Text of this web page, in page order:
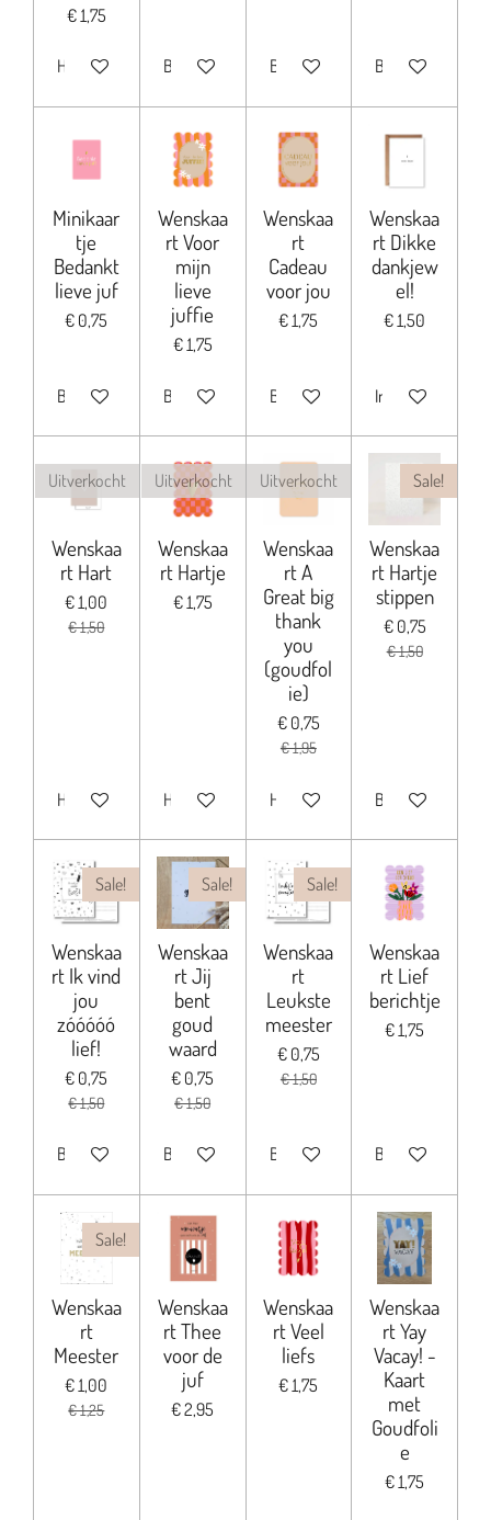
€ 1,75
Houd mij op de hoogte
Bekijk details Bekijk details Bekijk details
Minikaar
tje
Bedankt
lieve juf
€ 0,75
Bekijk details
Wenskaa
rt Voor
mijn
lieve
juffie
€ 1,75
Bekijk details
Wenskaa
rt
Cadeau
voor jou
€ 1,75
Bekijk details
Wenskaa
rt Dikke
dankjew
el!
€ 1,50
In winkelwagen
Uitverkocht
Wenskaa
rt Hart
€ 1,00
€ 1,50
Houd mij op de hoogte
Uitverkocht
Wenskaa
rt Hartje
€ 1,75
Houd mij op de hoogte
Uitverkocht
Wenskaa
rt A
Great big
thank
you
(goudfol
ie)
€ 0,75
€ 1,95
Houd mij op de hoogte
Sale!
Wenskaa
rt Hartje
stippen
€ 0,75
€ 1,50
Bekijk details
Sale!
Wenskaa
rt Ik vind
jou
zóóóóó
lief!
€ 0,75
€ 1,50
Bekijk details
Sale!
Wenskaa
rt Jij
bent
goud
waard
€ 0,75
€ 1,50
Bekijk details
Sale!
Wenskaa
rt
Leukste
meester
€ 0,75
€ 1,50
Bekijk details
Wenskaa
rt Lief
berichtje
€ 1,75
Bekijk details
Sale!
Wenskaa
rt
Meester
€ 1,00
€ 1,25
Wenskaa
rt Thee
voor de
juf
€ 2,95
Wenskaa
rt Veel
liefs
€ 1,75
Wenskaa
rt Yay
Vacay! -
Kaart
met
Goudfoli
e
€ 1,75